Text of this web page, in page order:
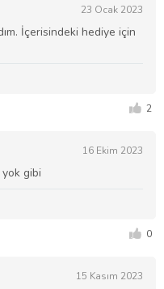
23 Ocak 2023
İçerisindeki hediye için
2
16 Ekim 2023
yok gibi
0
15 Kasım 2023